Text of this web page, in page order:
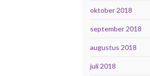
oktober 2018
september 2018
augustus 2018
juli 2018